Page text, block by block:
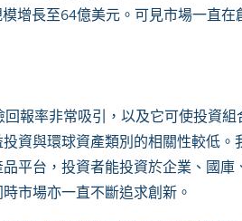
模增長至64億美元。可見市場一直在
報率非常吸引，以及它可使投資組
資與環球資產類別的相關性較低。
平台，投資者能投資於企業、國庫
市場亦一直不斷追求創新。